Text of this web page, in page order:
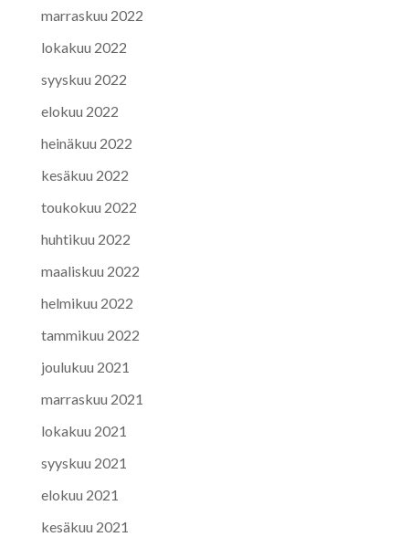
marraskuu 2022
lokakuu 2022
syyskuu 2022
elokuu 2022
heinäkuu 2022
kesäkuu 2022
toukokuu 2022
huhtikuu 2022
maaliskuu 2022
helmikuu 2022
tammikuu 2022
joulukuu 2021
marraskuu 2021
lokakuu 2021
syyskuu 2021
elokuu 2021
kesäkuu 2021